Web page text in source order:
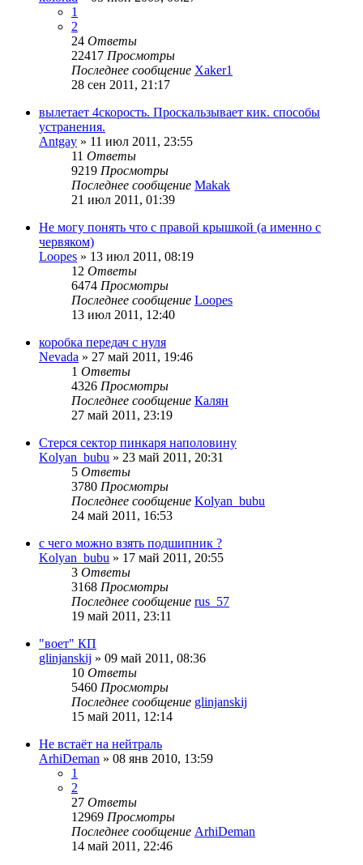
1
2
24 Ответы
22417 Просмотры
Последнее сообщение Xaker1
28 сен 2011, 21:17
вылетает 4скорость. Проскальзывает кик. способы
устранения.
Antgay » 11 июл 2011, 23:55
11 Ответы
9219 Просмотры
Последнее сообщение Makak
21 июл 2011, 01:39
Не могу понять что с правой крышкой (а именно с
червяком)
Loopes » 13 июл 2011, 08:19
12 Ответы
6474 Просмотры
Последнее сообщение Loopes
13 июл 2011, 12:40
коробка передач с нуля
Nevada » 27 май 2011, 19:46
1 Ответы
4326 Просмотры
Последнее сообщение Калян
27 май 2011, 23:19
Стерся сектор пинкаря наполовину
Kolyan_bubu » 23 май 2011, 20:31
5 Ответы
3780 Просмотры
Последнее сообщение Kolyan_bubu
24 май 2011, 16:53
с чего можно взять подшипник ?
Kolyan_bubu » 17 май 2011, 20:55
3 Ответы
3168 Просмотры
Последнее сообщение rus_57
19 май 2011, 23:11
"воет" КП
glinjanskij » 09 май 2011, 08:36
10 Ответы
5460 Просмотры
Последнее сообщение glinjanskij
15 май 2011, 12:14
Не встаёт на нейтраль
ArhiDeman » 08 янв 2010, 13:59
1
2
27 Ответы
12969 Просмотры
Последнее сообщение ArhiDeman
14 май 2011, 22:46